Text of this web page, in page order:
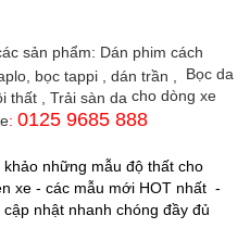
sản phẩm: Dán phim cách
bọc tappi , dán trần , Bọc da
thất , Trải sàn da cho dòng xe
: 0125 9685 888
những mẫu độ thất cho
xe - các mẫu mới HOT nhất -
nhật nhanh chóng đầy đủ